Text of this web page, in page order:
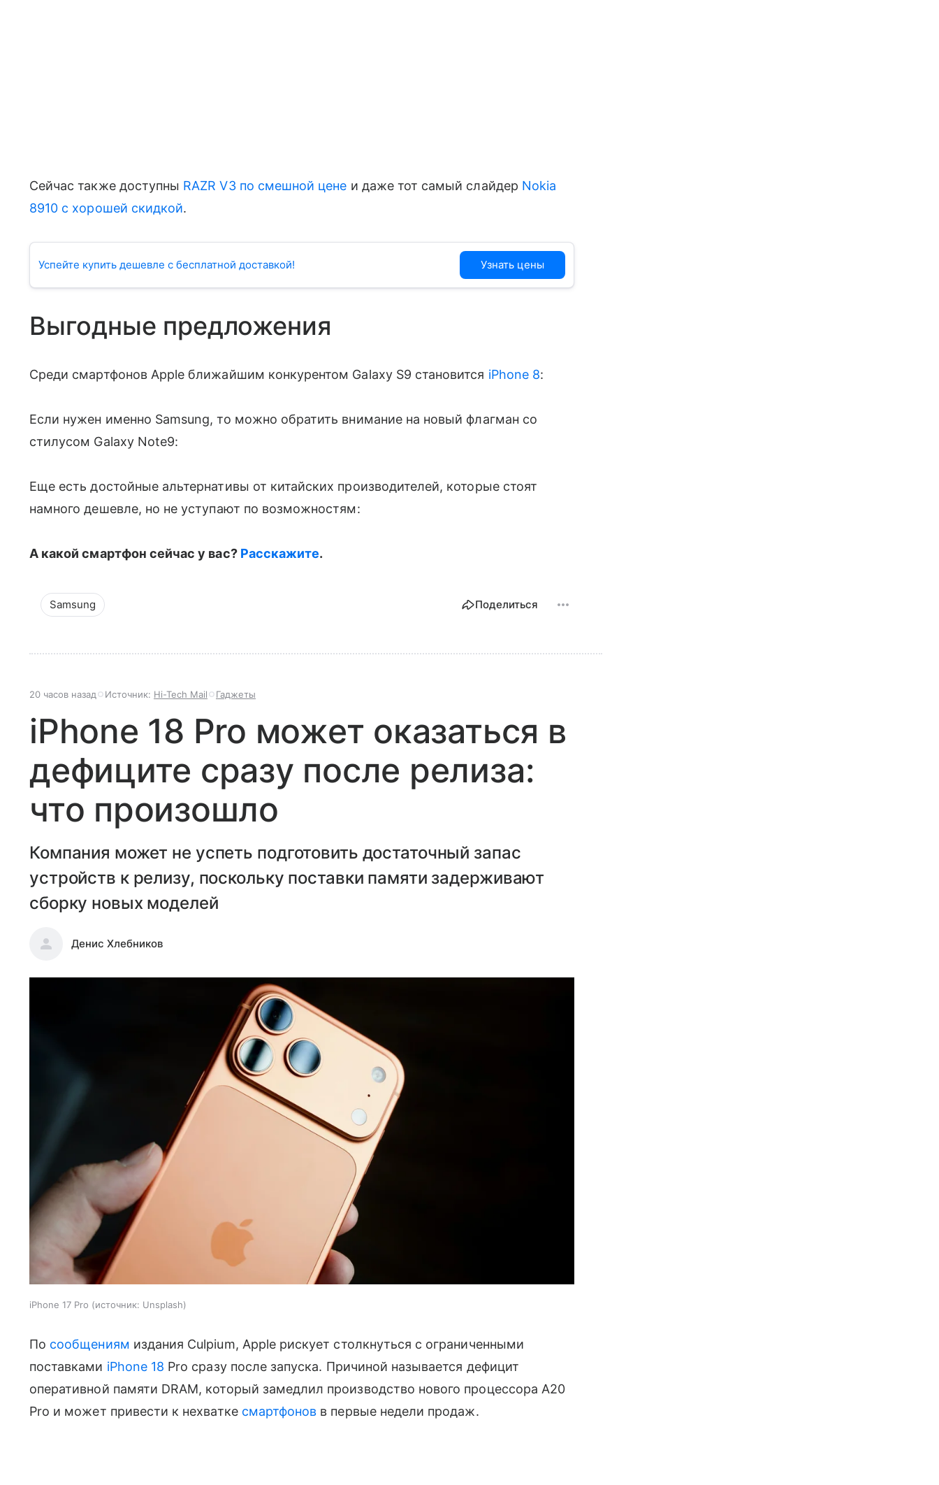
Сейчас также доступны RAZR V3 по смешной цене и даже тот самый слайдер Nokia
8910 с хорошей скидкой.
Успейте купить дешевле с бесплатной доставкой! Узнать цены
Выгодные предложения
Среди смартфонов Apple ближайшим конкурентом Galaxy S9 становится iPhone 8:
Если нужен именно Samsung, то можно обратить внимание на новый флагман со
стилусом Galaxy Note9:
Еще есть достойные альтернативы от китайских производителей, которые стоят
намного дешевле, но не уступают по возможностям:
А какой смартфон сейчас у вас? Расскажите.
Samsung Поделиться
20 часов назад Источник: Hi-Tech Mail Гаджеты
iPhone 18 Pro может оказаться в
дефиците сразу после релиза:
что произошло
Компания может не успеть подготовить достаточный запас
устройств к релизу, поскольку поставки памяти задерживают
сборку новых моделей
Денис Хлебников
iPhone 17 Pro источник: Unsplash
По сообщениям издания Culpium, Apple рискует столкнуться с ограниченными
поставками iPhone 18 Pro сразу после запуска. Причиной называется дефицит
оперативной памяти DRAM, который замедлил производство нового процессора A20
Pro и может привести к нехватке смартфонов в первые недели продаж.